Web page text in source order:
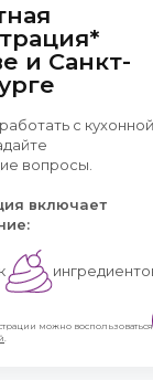
и Санкт-
с кухонной
вопросы.
включает
можно воспользоваться
.